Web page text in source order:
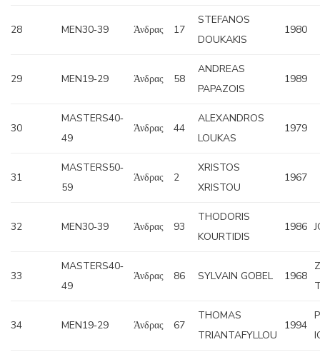
28 MEN30‐39 Άνδρας 17
STEFANOS
DOUKAKIS
1980
29 MEN19‐29 Άνδρας 58
ANDREAS
PAPAZOIS
1989
30
MASTERS40‐
49
Άνδρας 44
ALEXANDROS
LOUKAS
1979
31
MASTERS50‐
59
Άνδρας 2
XRISTOS
XRISTOU
1967
32 MEN30‐39 Άνδρας 93
THODORIS
KOURTIDIS
1986
33
MASTERS40‐
49
Άνδρας 86 SYLVAIN GOBEL 1968
34 MEN19‐29 Άνδρας 67
THOMAS
TRIANTAFYLLOU
1994